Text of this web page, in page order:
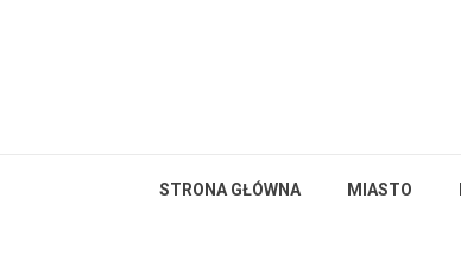
STRONA GŁÓWNA MIASTO